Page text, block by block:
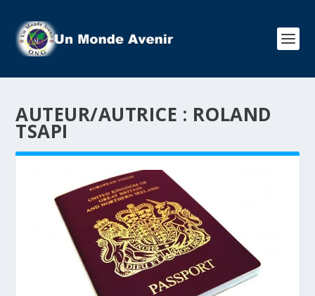
AUTEUR/AUTRICE : ROLAND
TSAPI